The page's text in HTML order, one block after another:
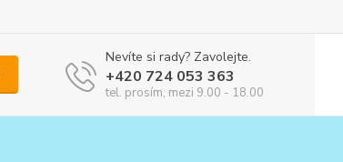
Nevíte si rady? Zavolejte.
+420 724 053 363
tel. prosím, mezi 9.00 - 18.00